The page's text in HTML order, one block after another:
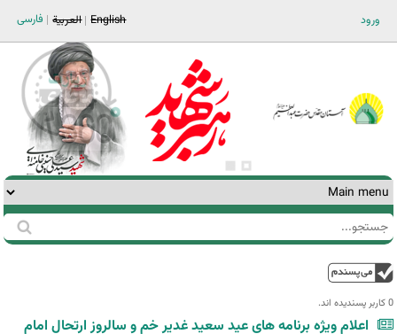
ورود فارسی العربية English
فرم
جستجو
جستجو
0 کاربر پسندیده اند.‎
اعلام ویژه برنامه های عید سعید غدیر خم و سالروز ارتحال امام